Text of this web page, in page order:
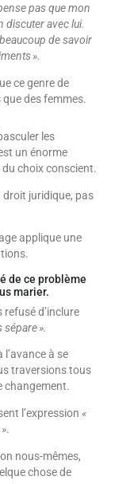
pas que mon
discuter avec lui.
de savoir
».
ce genre de
des femmes.
les
un énorme
du choix conscient.
droit juridique, pas
applique une
de ce problème
marier.
d’inclure
sépare ».
à se
traversions tous
changement.
l’expression «
.
nous-mêmes,
chose de